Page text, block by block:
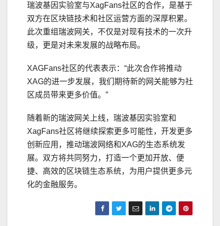
瑞波基因实验室与XagFans社区的合作，是基于
双方在区块链技术和社区运营方面的深厚积累。
此次重组瑞波网关，不仅是对现有技术的一次升
级，更是对未来发展的战略布局。
XAGFans社区的代表表示：“此次合作将推动
XAG的进一步发展，我们期待新的网关能够为社
区成员带来更多价值。”
随着新的瑞波网关上线，瑞波基因实验室和
XagFans社区将继续探索更多可能性，开发更多
创新应用，推动瑞波网络和XAG的生态系统发
展。双方将共同努力，打造一个更加开放、便
捷、高效的区块链生态系统，为用户提供更多元
化的金融服务。